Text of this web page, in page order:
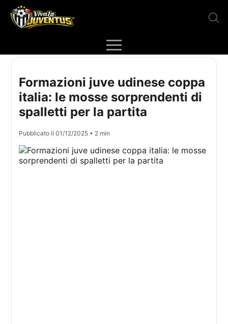
Formazioni juve udinese coppa
italia: le mosse sorprendenti di
spalletti per la partita
Pubblicato il01/12/2025 • 2 min